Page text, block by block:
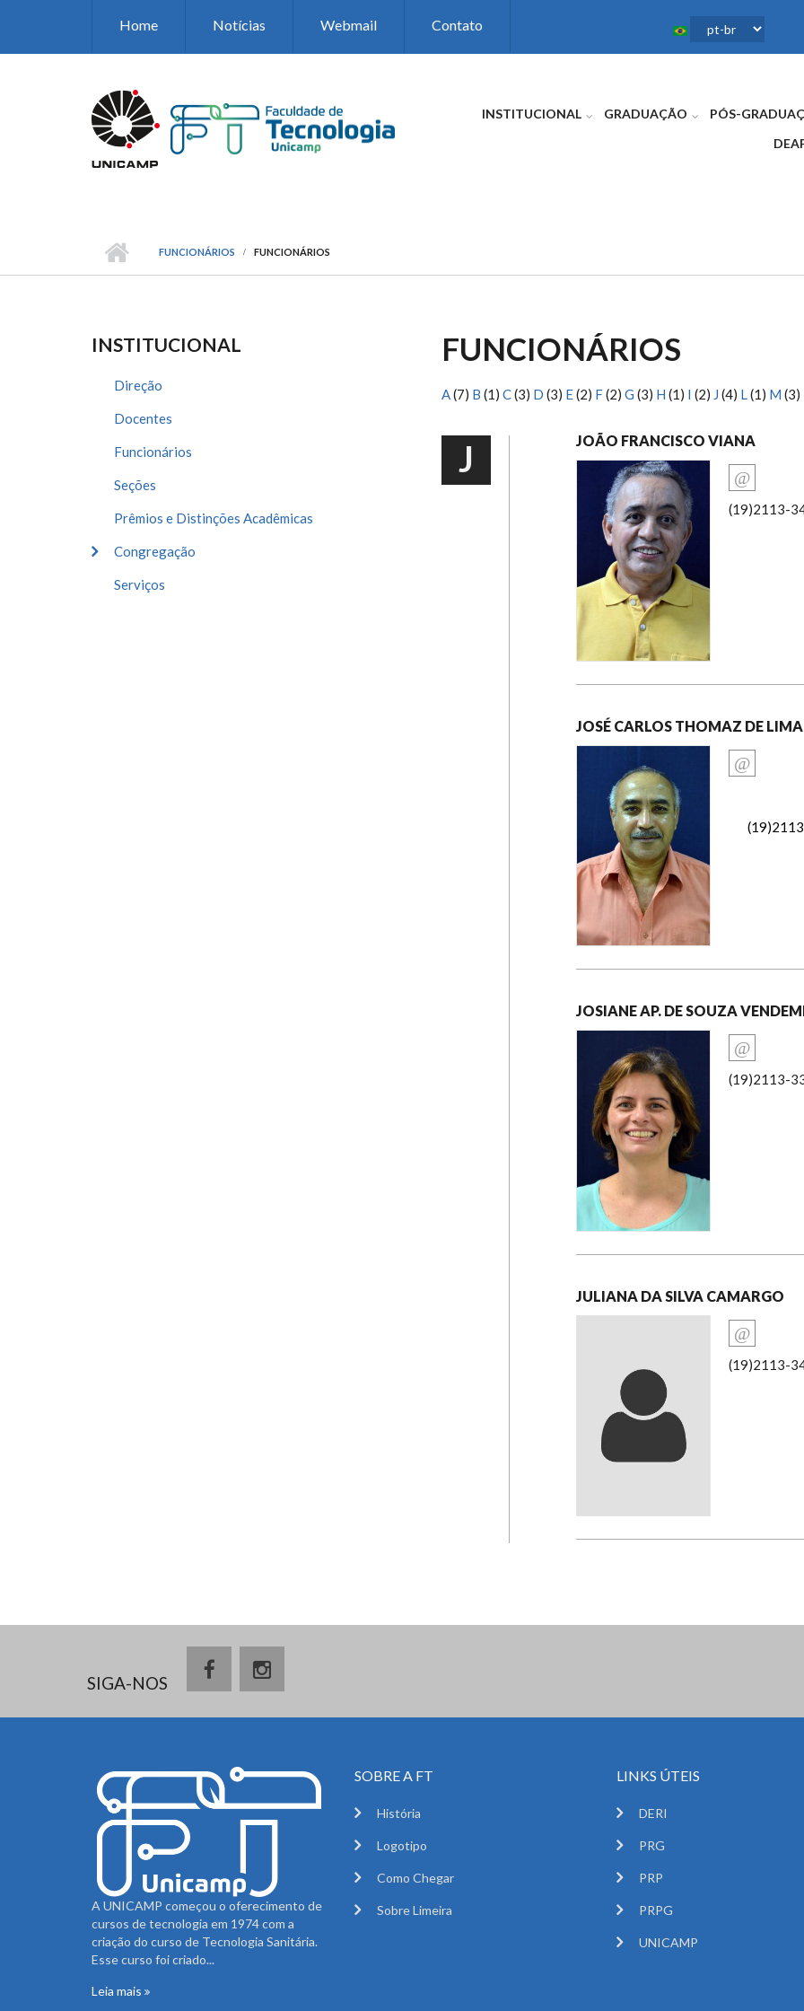
Home Notícias Webmail Contato
INSTITUCIONAL GRADUAÇÃO
PÓS-
FUNCIONÁRIOS FUNCIONÁRIOS
INSTITUCIONAL
Direção
Docentes
Funcionários
Seções
Prêmios e Distinções Acadêmicas
Congregação
Serviços
FUNCIONÁRIOS
A(7) B (1) C(3) D (3) E(2) F(2) G (3) H (1) I (2) J (4) L(1) M (3)
J JOÃO FRANCISCO VIANA
(19)2113-
JOSÉ CARLOS THOMAZ DE LIMA
JOSIANE AP. DE SOUZA
(19)2113-
JULIANA DA SILVA CAMARGO
(19)2113-
SIGA-NOS
A UNICAMP começou o oferecimento de
cursos de tecnologia em 1974 com a
criação do curso de Tecnologia Sanitária.
Esse curso foi criado...
Leia mais
SOBRE A FT
História
Logotipo
Como Chegar
Sobre Limeira
LINKS ÚTEIS
DERI
PRG
PRP
PRPG
UNICAMP